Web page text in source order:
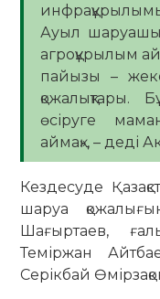
Ауыл
агроқұрылым
пайызы –
қожалықтары.
өсіруге
аймақ», – деді
Кездесуде
шаруа
Шағыртаев,
Теміржан
Серікбай